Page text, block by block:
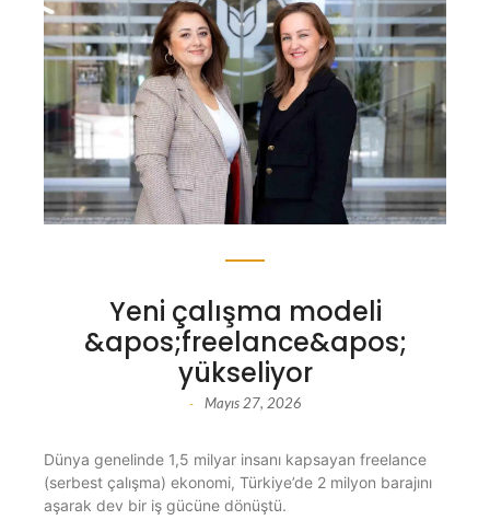
Yeni çalışma modeli
&apos;freelance&apos;
yükseliyor
- Mayıs 27, 2026
Dünya genelinde 1,5 milyar insanı kapsayan freelance
(serbest çalışma) ekonomi, Türkiye’de 2 milyon barajını
aşarak dev bir iş gücüne dönüştü.